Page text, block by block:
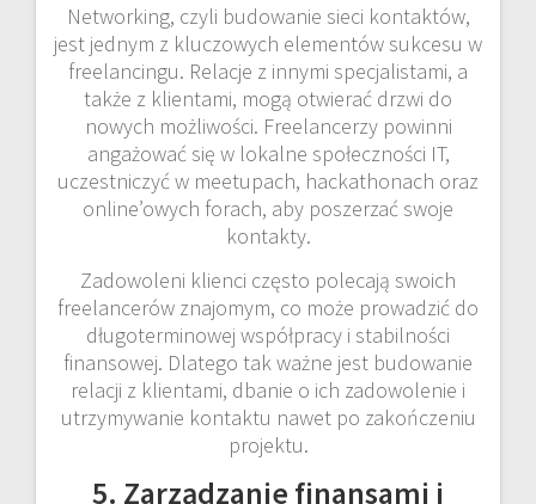
Networking, czyli budowanie sieci kontaktów,
jest jednym z kluczowych elementów sukcesu w
freelancingu. Relacje z innymi specjalistami, a
także z klientami, mogą otwierać drzwi do
nowych możliwości. Freelancerzy powinni
angażować się w lokalne społeczności IT,
uczestniczyć w meetupach, hackathonach oraz
online’owych forach, aby poszerzać swoje
kontakty.
Zadowoleni klienci często polecają swoich
freelancerów znajomym, co może prowadzić do
długoterminowej współpracy i stabilności
finansowej. Dlatego tak ważne jest budowanie
relacji z klientami, dbanie o ich zadowolenie i
utrzymywanie kontaktu nawet po zakończeniu
projektu.
5. Zarządzanie finansami i